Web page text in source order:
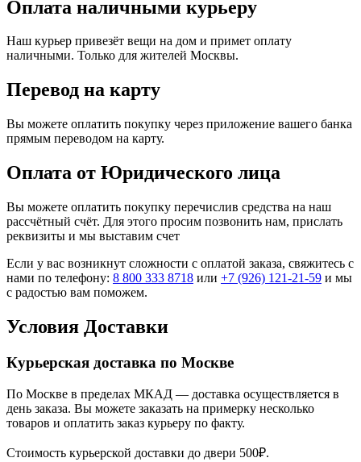
Оплата наличными курьеру
Наш курьер привезёт вещи на дом и примет оплату
наличными. Только для жителей Москвы.
Перевод на карту
Вы можете оплатить покупку через приложение вашего банка
прямым переводом на карту.
Оплата от Юридического лица
Вы можете оплатить покупку перечислив средства на наш
рассчётный счёт. Для этого просим позвонить нам, прислать
реквизиты и мы выставим счет
Если у вас возникнут сложности с оплатой заказа, свяжитесь с
нами по телефону: 8 800 333 8718 или +7 (926) 121-21-59 и мы
с радостью вам поможем.
Условия Доставки
Курьерская доставка по Москве
По Москве в пределах МКАД — доставка осуществляется в
день заказа. Вы можете заказать на примерку несколько
товаров и оплатить заказ курьеру по факту.
Стоимость курьерской доставки до двери 500₽.